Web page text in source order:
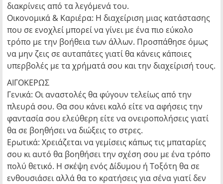
διακρίνεις από τα λεγόμενά του.
Οικονομικά & Καριέρα: Η διαχείριση μιας κατάστασης
που σε ενοχλεί μπορεί να γίνει με ένα πιο εύκολο
τρόπο με την βοήθεια των άλλων. Προσπάθησε όμως
να μην ζεις σε αυταπάτες γιατί θα κάνεις κάποιες
υπερβολές με τα χρήματά σου και την διαχείρισή τους.
ΑΙΓΟΚΕΡΩΣ
Γενικά: Οι αναστολές θα φύγουν τελείως από την
πλευρά σου. Θα σου κάνει καλό είτε να αφήσεις την
φαντασία σου ελεύθερη είτε να ονειροπολήσεις γιατί
θα σε βοηθήσει να διώξεις το στρες.
Ερωτικά: Χρειάζεται να γεμίσεις κάπως τις μπαταρίες
σου κι αυτό θα βοηθήσει την σχέση σου με ένα τρόπο
πολύ θετικό. Η σκέψη ενός Δίδυμου ή Τοξότη θα σε
ενθουσιάσει αλλά θα το κρατήσεις για σένα γιατί δεν